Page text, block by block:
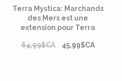
(Multilingue)*
Terra Mystica: Marchands
des Mers est une
extension pour Terra
autres 12 tuiles de score
64,99$CA 45,99$CA